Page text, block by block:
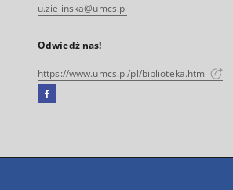
u.zielinska@umcs.pl
Odwiedź nas!
https://www.umcs.pl/pl/biblioteka.htm
Facebook
się